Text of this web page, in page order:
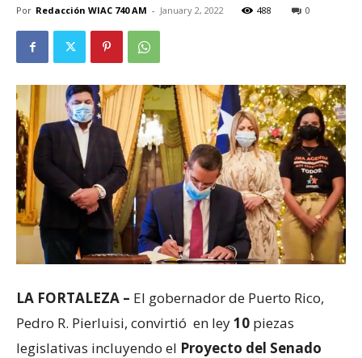
Por Redacción WIAC 740 AM - January 2, 2022 488 0
LA FORTALEZA – El gobernador de Puerto Rico,
Pedro R. Pierluisi, convirtió en ley10 piezas
legislativas incluyendo el Proyecto del Senado